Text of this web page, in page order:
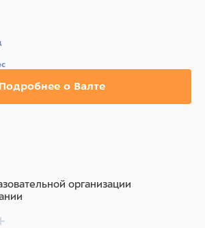
линалоол, лимонен,
спирт, цетримония
гуар
хлорид, гидролизованный
3, аминокислоты сои,
серин, аргинина
симетикон, отдушки,
линалоол, лимонен,
метилизотиазолинон.
Подробнее о Валте
организации